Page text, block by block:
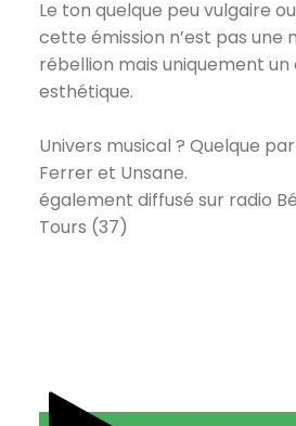
Le ton quelque peu vulgaire
cette émission n’est pas une
rébellion mais uniquement
esthétique.
Univers musical ? Quelque
Ferrer et Unsane.
également diffusé sur radio
Tours (37)